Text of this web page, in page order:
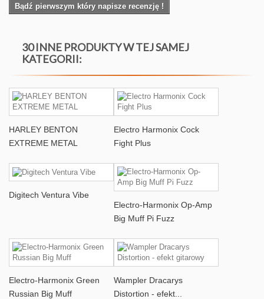
Bądź pierwszym który napisze recenzję !
30 INNE PRODUKTY W TEJ SAMEJ
KATEGORII:
HARLEY BENTON
EXTREME METAL
Electro Harmonix Cock
Fight Plus
Digitech Ventura Vibe
Electro-Harmonix Op-Amp
Big Muff Pi Fuzz
Electro-Harmonix Green
Russian Big Muff
Wampler Dracarys
Distortion - efekt...